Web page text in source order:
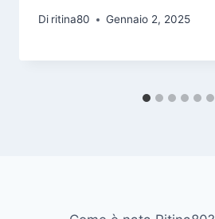
Di ritina80 Gennaio 2, 2025